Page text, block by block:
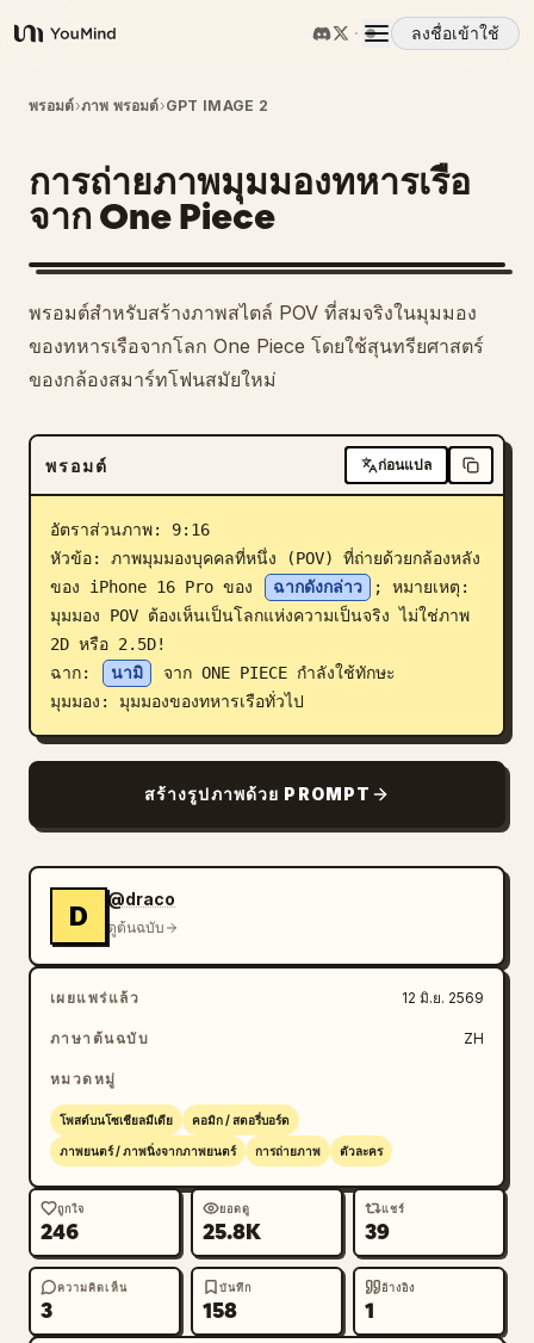
YouMind
ลงชื่อเข้าใช้
ภาพรวม
กรณีการใช้งาน
ทักษะ
พรอมต์
ดาวน์โหลด
บล็อก
อัปเดต
พรอมต์›ภาพ พรอมต์›GPT IMAGE 2
การถ่ายภาพมุมมองทหารเรือ
จาก One Piece
พรอมต์สำหรับสร้างภาพสไตล์ POV ที่สมจริงในมุมมอง
ของทหารเรือจากโลก One Piece โดยใช้สุนทรียศาสตร์
ของกล้องสมาร์ทโฟนสมัยใหม่
พรอมต์ ก่อนแปล
อัตราส่วนภาพ: 9:16
หัวข้อ: ภาพมุมมองบุคคลที่หนึ่ง (POV) ที่ถ่ายด้วยกล้องหลัง
ของ iPhone 16 Pro ของ
ฉากดังกล่าว
; หมายเหตุ:
มุมมอง POV ต้องเห็นเป็นโลกแห่งความเป็นจริง ไม่ใช่ภาพ
2D หรือ 2.5D!
ฉาก:
นามิ
จาก ONE PIECE กำลังใช้ทักษะ
มุมมอง: มุมมองของทหารเรือทั่วไป
สร้างรูปภาพด้วย PROMPT
D
@draco
ดูต้นฉบับ
เผยแพร่แล้ว 12 มิ.ย. 2569
ภาษาต้นฉบับ ZH
หมวดหมู่
โพสต์บนโซเชียลมีเดีย คอมิก / สตอรี่บอร์ด
ภาพยนตร์ / ภาพนิ่งจากภาพยนตร์ การถ่ายภาพ ตัวละคร
ถูกใจ
246
ยอดดู
25.8K
แชร์
39
ความคิดเห็น
3
บันทึก
158
อ้างอิง
1